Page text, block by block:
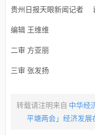
贵州日报天眼新闻记者
编辑 王维维
二审 方亚丽
三审 张发扬
转载请注明来自 中华经
平塘两会」经济发展